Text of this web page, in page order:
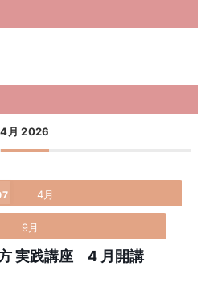
4月 2026
4月
9月
実践講座 4 月開講